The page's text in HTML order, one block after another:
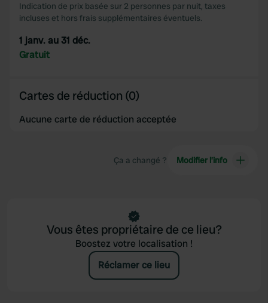
Indication de prix basée sur 2 personnes par nuit, taxes
incluses et hors frais supplémentaires éventuels.
1 janv. au 31 déc.
Gratuit
Cartes de réduction (0)
Aucune carte de réduction acceptée
Ça a changé ? Modifier l’info
Vous êtes propriétaire de ce lieu?
Boostez votre localisation !
Réclamer ce lieu